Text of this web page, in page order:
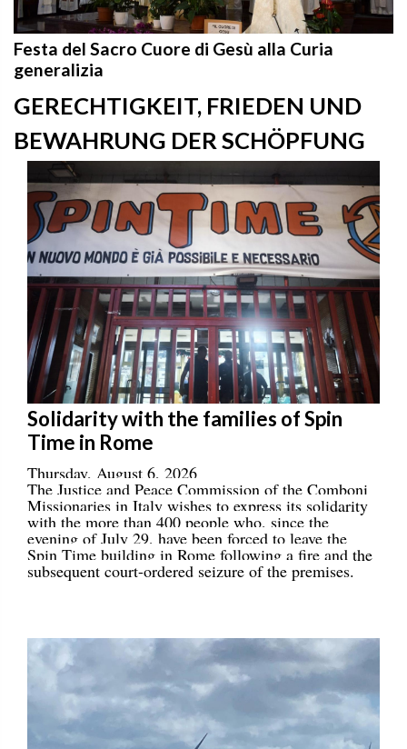
Festa del Sacro Cuore di Gesù alla Curia
generalizia
GERECHTIGKEIT, FRIEDEN UND
BEWAHRUNG DER SCHÖPFUNG
Solidarity with the families of Spin
Time in Rome
Thursday, August 6, 2026
The Justice and Peace Commission of the Comboni
Missionaries in Italy wishes to express its solidarity
with the more than 400 people who, since the
evening of July 29, have been forced to leave the
Spin Time building in Rome following a fire and the
subsequent court-ordered seizure of the premises.